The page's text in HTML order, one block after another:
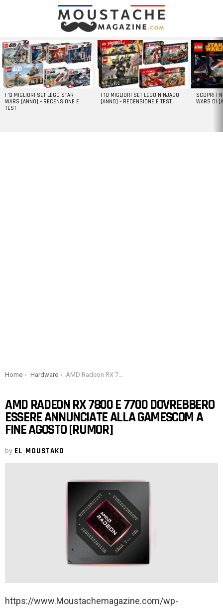
LATEST
STORIES
I 13 MIGLIORI SET LEGO STAR
WARS [ANNO] – RECENSIONE E
TEST
I 10 MIGLIORI SET LEGO NINJAGO
[ANNO] – RECENSIONE E TEST
SCOPRI I
WARS DI
You are here:
Home Hardware AMD Radeon RX 7800 e 7700 dovrebbero essere annunciate alla Gamescom a fine agosto [Rumor]
AMD RADEON RX 7800 E 7700 DOVREBBERO
ESSERE ANNUNCIATE ALLA GAMESCOM A
FINE AGOSTO [RUMOR]
by EL_MOUSTAKO
https://www.Moustachemagazine.com/wp-